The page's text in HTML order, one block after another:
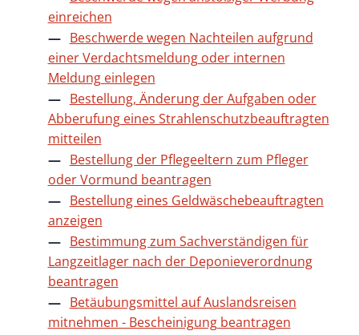
einreichen
Beschwerde wegen Nachteilen aufgrund
einer Verdachtsmeldung oder internen
Meldung einlegen
Bestellung, Änderung der Aufgaben oder
Abberufung eines Strahlenschutzbeauftragten
mitteilen
Bestellung der Pflegeeltern zum Pfleger
oder Vormund beantragen
Bestellung eines Geldwäschebeauftragten
anzeigen
Bestimmung zum Sachverständigen für
Langzeitlager nach der Deponieverordnung
beantragen
Betäubungsmittel auf Auslandsreisen
mitnehmen - Bescheinigung beantragen